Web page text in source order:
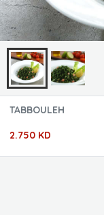
TABBOULEH
2.750 KD